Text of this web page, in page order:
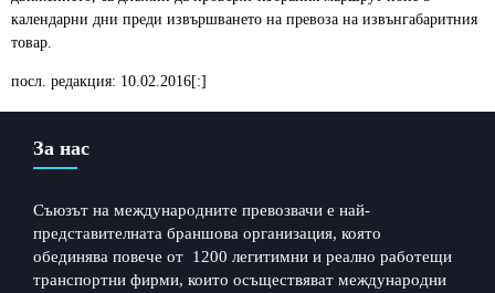
календарни дни преди извършването на превоза на извънгабаритния
товар.
посл. редакция: 10.02.2016[:]
За нас
Съюзът на международните превозвачи е най-
представителната браншова организация, която
обединява повече от 1200 легитимни и реално работещи
транспортни фирми, които осъществяват международни